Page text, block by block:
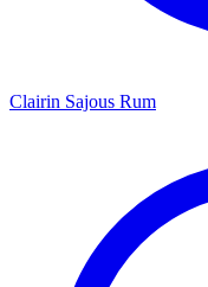
Clairin Sajous Rum